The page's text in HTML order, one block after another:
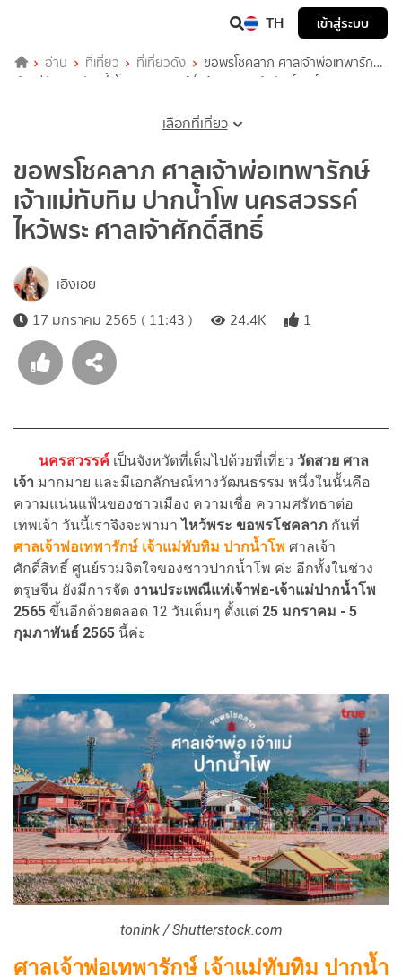
TH เข้าสู่ระบบ
อ่าน ที่เที่ยว ที่เที่ยวดัง
ขอพรโชคลาภ ศาลเจ้าพ่อเทพารักษ์
เจ้าแม่ทับทิม ปากน้ำโพ นครสวรรค์ ไหว้พระ ศาลเจ้าศักดิ์สิทธิ์
เลือกที่เที่ยว
ขอพรโชคลาภ ศาลเจ้าพ่อเทพารักษ์
เจ้าแม่ทับทิม ปากน้ำโพ นครสวรรค์
ไหว้พระ ศาลเจ้าศักดิ์สิทธิ์
เอิงเอย
17 มกราคม 2565 ( 11:43 )
24.4K 1
นครสวรรค์ เป็นจังหวัดที่เต็มไปด้วยที่เที่ยว วัดสวย ศาล
เจ้า มากมาย และมีเอกลักษณ์ทางวัฒนธรรม หนึ่งในนั้นคือ
ความแน่นแฟ้นของชาวเมือง ความเชื่อ ความศรัทธาต่อ
เทพเจ้า วันนี้เราจึงจะพามาไหว้พระ ขอพรโชคลาภ กันที่
ศาลเจ้าพ่อเทพารักษ์ เจ้าแม่ทับทิม ปากน้ำโพ ศาลเจ้า
ศักดิ์สิทธิ์ ศูนย์รวมจิตใจของชาวปากน้ำโพ ค่ะ อีกทั้งในช่วง
ตรุษจีน ยังมีการจัด งานประเพณีแห่เจ้าพ่อ-เจ้าแม่ปากน้ำโพ
2565 ขึ้นอีกด้วยตลอด 12 วันเต็มๆ ตั้งแต่ 25 มกราคม - 5
กุมภาพันธ์ 2565 นี้ค่ะ
tonink / Shutterstock.com
ศาลเจ้าพ่อเทพารักษ์ เจ้าแม่ทับทิม ปากน้ำ